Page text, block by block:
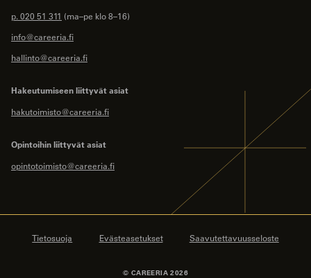
p. 020 51 311 (ma–pe klo 8–16)
info@careeria.fi
hallinto@careeria.fi
Hakeutumiseen liittyvät asiat
hakutoimisto@careeria.fi
Opintoihin liittyvät asiat
opintotoimisto@careeria.fi
© CAREERIA 2026
Tietosuoja Evästeasetukset Saavutettavuusseloste